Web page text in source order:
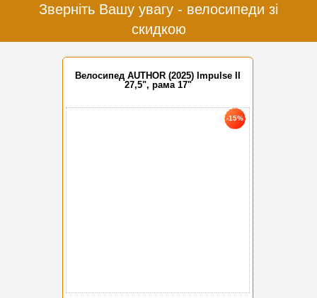
Зверніть Вашу увагу - велосипеди зі
скидкою
Велосипед AUTHOR (2025) Impulse II
27,5", рама 17"
-15%